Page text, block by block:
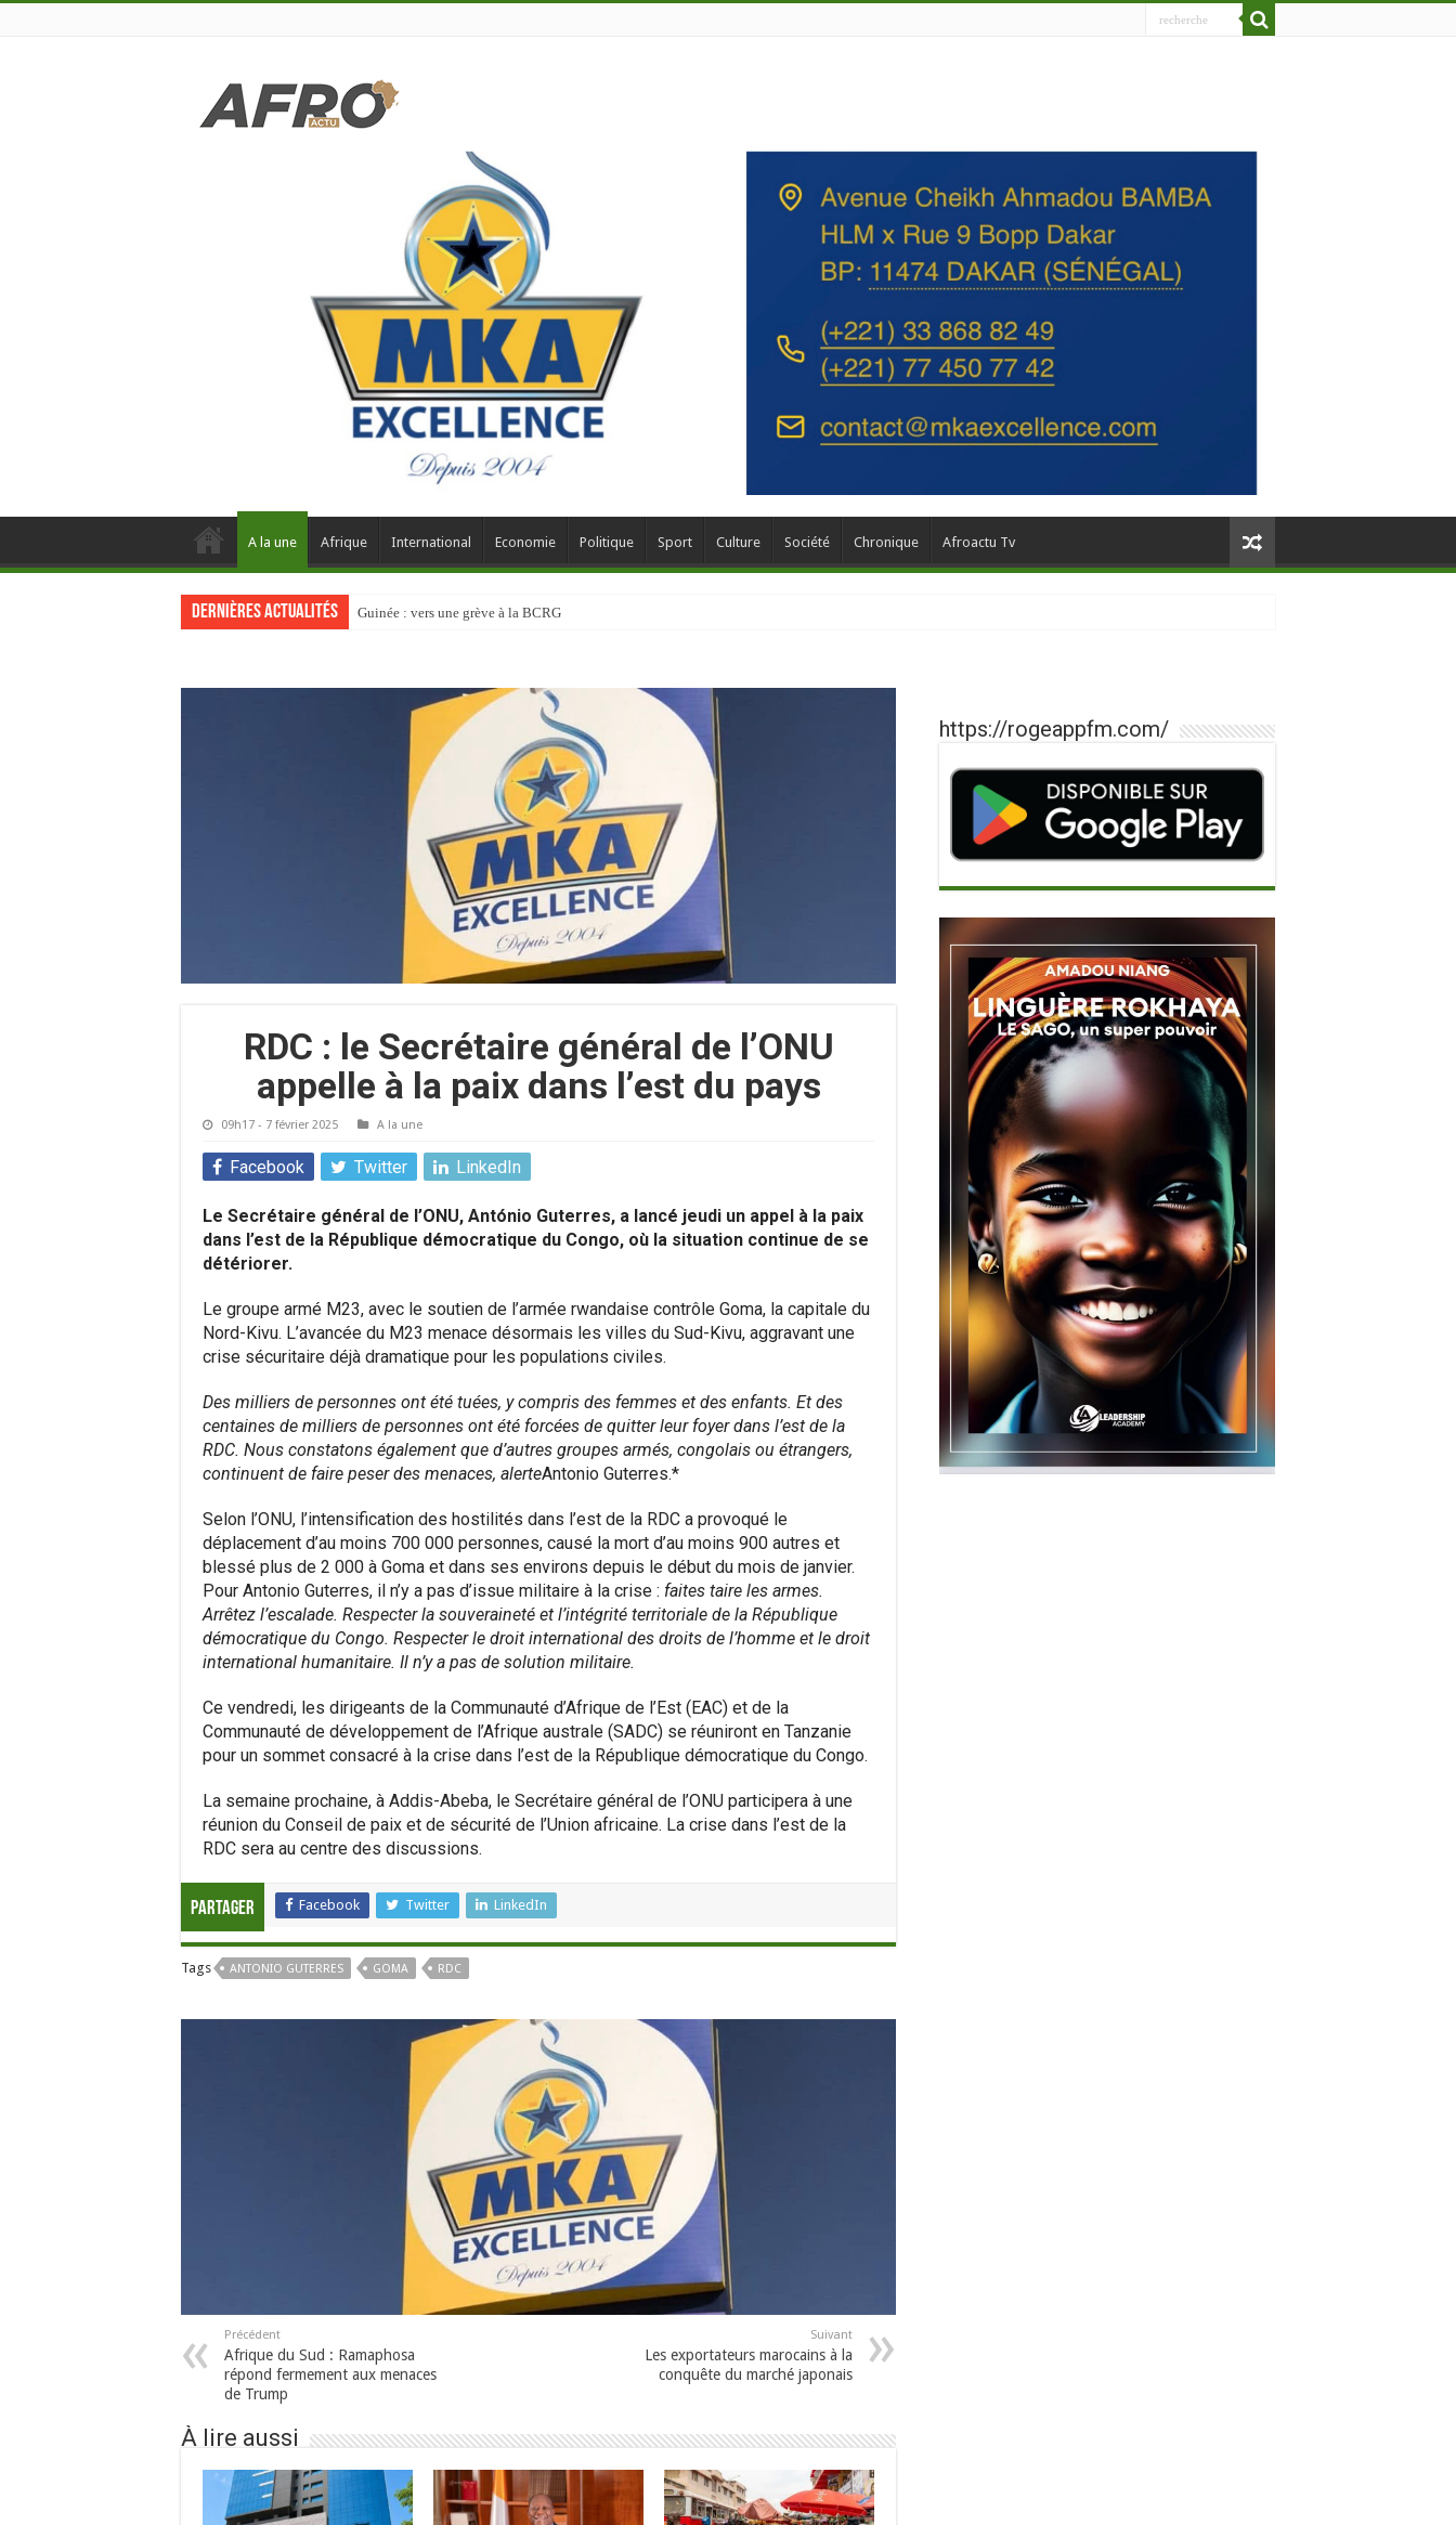
A la une Afrique International Economie Politique Sport Culture Société Chronique Afroactu Tv
Dernières actualités Guinée : vers une grève à la BCRG
RDC : le Secrétaire général de l’ONU
appelle à la paix dans l’est du pays
09h17 - 7 février 2025 A la une
Facebook Twitter LinkedIn
Le Secrétaire général de l’ONU, António Guterres, a lancé jeudi un appel à la paix
dans l’est de la République démocratique du Congo, où la situation continue de se
détériorer.
Le groupe armé M23, avec le soutien de l’armée rwandaise contrôle Goma, la capitale du
Nord-Kivu. L’avancée du M23 menace désormais les villes du Sud-Kivu, aggravant une
crise sécuritaire déjà dramatique pour les populations civiles.
Des milliers de personnes ont été tuées, y compris des femmes et des enfants. Et des
centaines de milliers de personnes ont été forcées de quitter leur foyer dans l’est de la
RDC. Nous constatons également que d’autres groupes armés, congolais ou étrangers,
continuent de faire peser des menaces, alerteAntonio Guterres.*
Selon l’ONU, l’intensification des hostilités dans l’est de la RDC a provoqué le
déplacement d’au moins 700 000 personnes, causé la mort d’au moins 900 autres et
blessé plus de 2 000 à Goma et dans ses environs depuis le début du mois de janvier.
Pour Antonio Guterres, il n’y a pas d’issue militaire à la crise : faites taire les armes.
Arrêtez l’escalade. Respecter la souveraineté et l’intégrité territoriale de la République
démocratique du Congo. Respecter le droit international des droits de l’homme et le droit
international humanitaire. Il n’y a pas de solution militaire.
Ce vendredi, les dirigeants de la Communauté d’Afrique de l’Est (EAC) et de la
Communauté de développement de l’Afrique australe (SADC) se réuniront en Tanzanie
pour un sommet consacré à la crise dans l’est de la République démocratique du Congo.
La semaine prochaine, à Addis-Abeba, le Secrétaire général de l’ONU participera à une
réunion du Conseil de paix et de sécurité de l’Union africaine. La crise dans l’est de la
RDC sera au centre des discussions.
Partager Facebook Twitter LinkedIn
Tags ANTONIO GUTERRES GOMA RDC
Précédent
Afrique du Sud : Ramaphosa
répond fermement aux menaces
de Trump
Suivant
Les exportateurs marocains à la
conquête du marché japonais
À lire aussi
https://rogeappfm.com/